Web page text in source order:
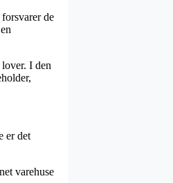
de
I den
er det
varehuse